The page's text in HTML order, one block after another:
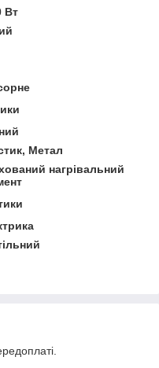
Вт
Метал
нагрівальний